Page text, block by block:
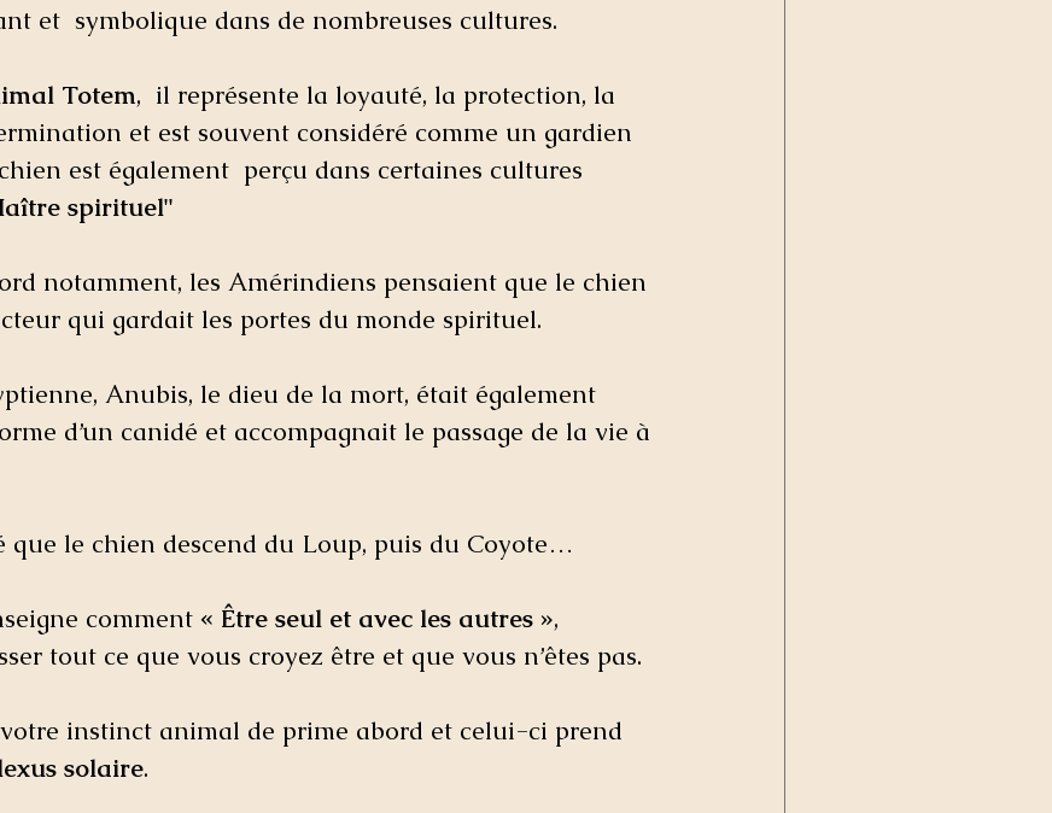
et  symbolique dans de nombreuses cultures.
Totem,  il représente la loyauté, la protection, la
et est souvent considéré comme un gardien
est également  perçu dans certaines cultures
spirituel"
notamment, les Amérindiens pensaient que le chien
qui gardait les portes du monde spirituel.
Anubis, le dieu de la mort, était également
d’un canidé et accompagnait le passage de la vie à
que le chien descend du Loup, puis du Coyote…
comment « Être seul et avec les autres »,
tout ce que vous croyez être et que vous n’êtes pas.
instinct animal de prime abord et celui-ci prend
solaire.